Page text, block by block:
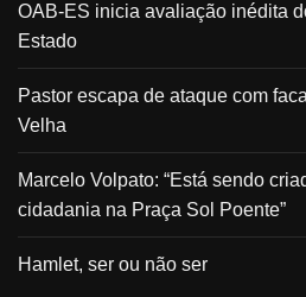
OAB-ES inicia avaliação inédita
Estado
Pastor escapa de ataque com
Velha
Marcelo Volpato: “Está sendo
cidadania na Praça Sol Poente”
Hamlet, ser ou não ser